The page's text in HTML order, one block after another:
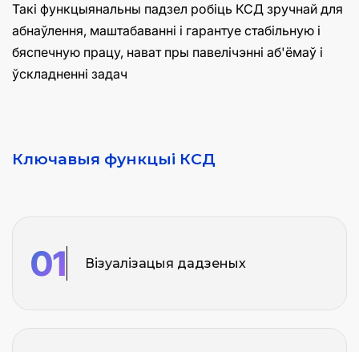
Такі функцыянальны падзел робіць КСД зручнай для
абнаўлення, маштабаванні і гарантуе стабільную і
бяспечную працу, нават пры павелічэнні аб'ёмаў і
ўскладненні задач
Ключавыя функцыі КСД
01 Візуалізацыя дадзеных